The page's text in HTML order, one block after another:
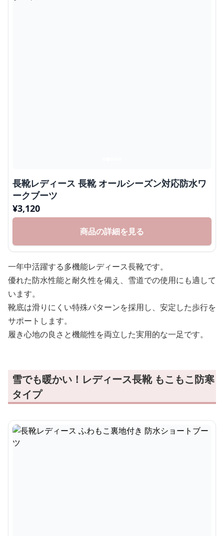
長靴レディース 長靴 オールシーズン対応防水ワ
ークブーツ
¥3,120
商品の詳細を見る
一年中活躍する多機能レディース長靴です。
優れた防水性能と耐久性を備え、雪道での使用にも適して
います。
靴底は滑りにくい特殊パターンを採用し、安定した歩行を
サポートします。
履き心地の良さと機能性を両立した実用的な一足です。
雪でも暖かい！レディース長靴 もこもこ防寒
タイプ